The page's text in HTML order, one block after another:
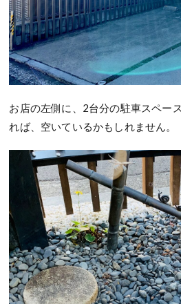
お店の左側に、2台分の駐車スペー
れば、空いているかもしれません。